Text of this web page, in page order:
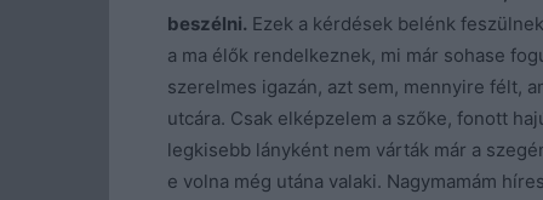
beszélni. Ezek a kérdések belénk
a ma élők rendelkeznek, mi már sohase
szerelmes igazán, azt sem, mennyire félt,
utcára. Csak elképzelem a szőke, fonott
legkisebb lányként nem várták már a
e volna még utána valaki. Nagymamám